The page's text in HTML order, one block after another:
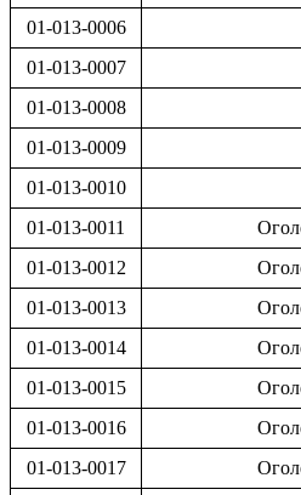
01-013-0006
01-013-0007
01-013-0008
01-013-0009
01-013-0010
01-013-0011
01-013-0012
01-013-0013
01-013-0014
01-013-0015
01-013-0016
01-013-0017